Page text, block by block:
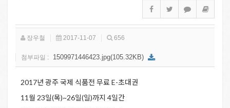
장우철 2017-11-07 656
첨부파일 : 1509971446423.jpg(105.32KB)
2017년 광주 국제 식품전 무료 E-초대권
11월 23일(목)~26일(일)까지 4일간